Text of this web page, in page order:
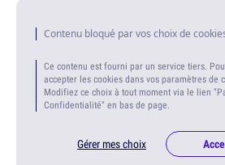
Contenu bloqué par vos choix de
Ce contenu est fourni par un service tiers.
accepter les cookies dans vos paramètres de
Modifiez ce choix à tout moment via le lien
Confidentialité" en bas de page.
Gérer mes choix